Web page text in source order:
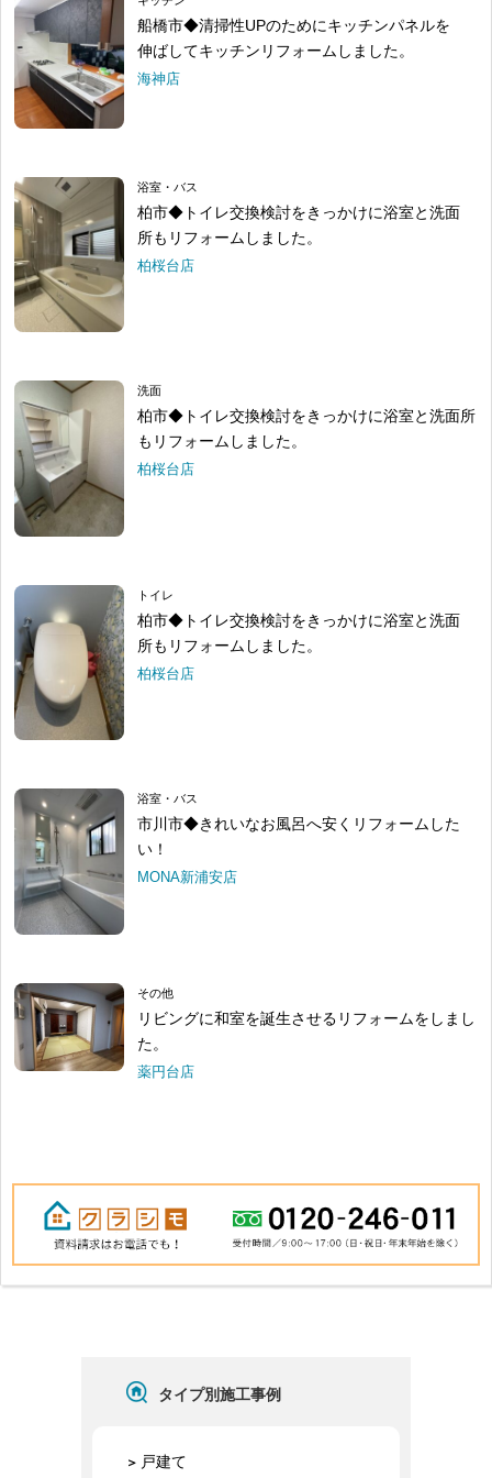
船橋市◆清掃性UPのためにキッチンパネルを
伸ばしてキッチンリフォームしました。
海神店
浴室・バス
柏市◆トイレ交換検討をきっかけに浴室と洗面
所もリフォームしました。
柏桜台店
洗面
柏市◆トイレ交換検討をきっかけに浴室と洗面所
もリフォームしました。
柏桜台店
トイレ
柏市◆トイレ交換検討をきっかけに浴室と洗面
所もリフォームしました。
柏桜台店
浴室・バス
市川市◆きれいなお風呂へ安くリフォームした
い！
MONA新浦安店
その他
リビングに和室を誕生させるリフォームをしまし
た。
薬円台店
タイプ別施工事例
戸建て